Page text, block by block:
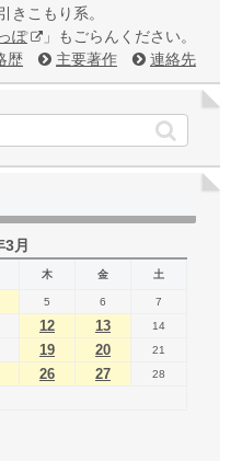
きこもり系。
ぽ
」もごらんください。
歴
主要著作 連絡先
月
木 金 土
5 6
7
12 13
14
19 20
21
26 27
28